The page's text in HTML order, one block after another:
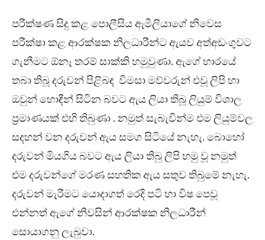
පරීක්ෂණ සිදු කළ පොලීසිය ඇමීලියාගේ නිවෙස
පරීක්ෂා කළ ආරක්ෂක නිලධාරීන්ට ඇයව අත්අඩංගුවට
ගැනීමට ඕනෑ තරම් සාක්කි හමුවුණා. ඇගේ භාරයේ
තබා තිබූ දරුවන් පිළිබඳ විමසා මව්වරුන් එවූ ලිපි හා
ඔවුන් හොඳීන් සිටින බවට ඇය ලියා තිබූ ලියුම් විශාල
ප්‍රමාණයක් එහි තිබුණා . නමුත් සැබැවින්ම එම ලියුම්වල
සදහන් වන දරුවන් ඇය සමග සිටියේ නැහැ. බොහෝ
දරුවන් මියගිය බවට ඇය ලියා තිබු ලිපි හමු වූ නමුත්
එම දරුවන්ගේ මරණ සහතික ඇය සතුව තිබුමේ නැහැ.
දරුවන් මැරීමට යොදාගත් රෙදි පටි හා විෂ පෙවූ
එන්නත් ඇගේ නිවසින් ආරක්ෂක නිලධාරීන්
සොයාගනු ලැබුවා.